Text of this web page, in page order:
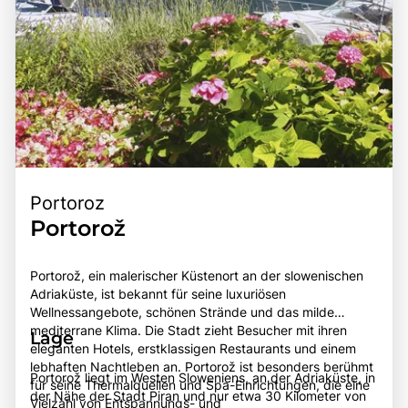
Portoroz
Portorož
Portorož, ein malerischer Küstenort an der slowenischen
Adriaküste, ist bekannt für seine luxuriösen
Wellnessangebote, schönen Strände und das milde
mediterrane Klima. Die Stadt zieht Besucher mit ihren
eleganten Hotels, erstklassigen Restaurants und einem
lebhaften Nachtleben an. Portorož ist besonders berühmt
für seine Thermalquellen und Spa-Einrichtungen, die eine
Vielzahl von Entspannungs- und
Lage
Portorož liegt im Westen Sloweniens, an der Adriaküste, in
der Nähe der Stadt Piran und nur etwa 30 Kilometer von